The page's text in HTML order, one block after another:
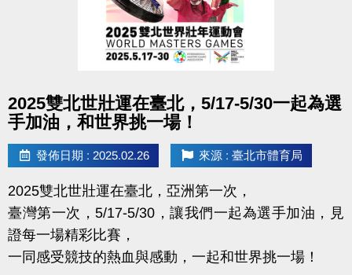
2/28、3/1、3/2上午 10:00~10:30
• 月卡將自動展延。
2025雙北世壯運在臺北，5/17-5/30一起為選
手加油，和世界挑一場！
發佈日期 : 2025.02.26 來源 : 臺北市體育局
2025雙北世壯運在臺北，亞洲第一次，
臺灣第一次，5/17-5/30，讓我們一起為選手加油，見
證每一場精彩比賽，
一同感受競技的熱血與感動，一起和世界挑一場！